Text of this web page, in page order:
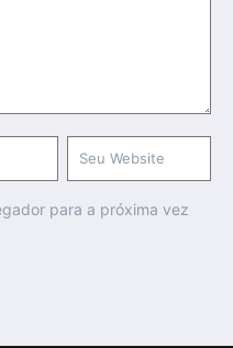
para a próxima vez